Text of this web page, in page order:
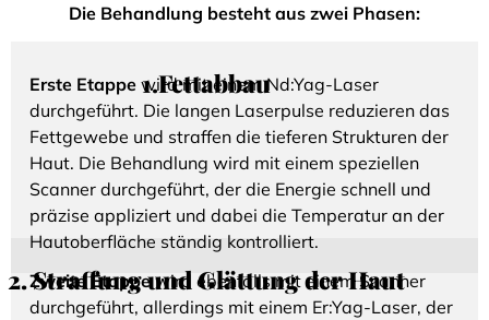
Die Behandlung besteht aus zwei Phasen:
1.Fettabbau
Erste Etappe wird mit einem Nd:Yag-Laser
durchgeführt. Die langen Laserpulse reduzieren das
Fettgewebe und straffen die tieferen Strukturen der
Haut. Die Behandlung wird mit einem speziellen
Scanner durchgeführt, der die Energie schnell und
präzise appliziert und dabei die Temperatur an der
Hautoberfläche ständig kontrolliert.
2. Straffung und Glättung der Haut
Zweite Etappewird ebenfalls mit einem Scanner
durchgeführt, allerdings mit einem Er:Yag-Laser, der